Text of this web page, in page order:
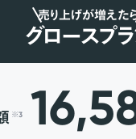
売り上げが増えた
グロースプ
※3